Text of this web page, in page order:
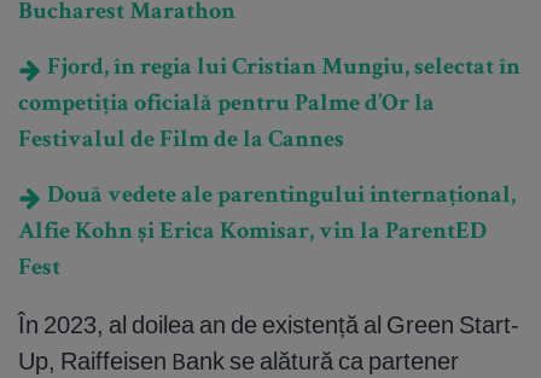
Bucharest Marathon
Fjord, în regia lui Cristian Mungiu, selectat în
competiția oficială pentru Palme d’Or la
Festivalul de Film de la Cannes
Două vedete ale parentingului internațional,
Alfie Kohn și Erica Komisar, vin la ParentED
Fest
În 2023, al doilea an de existență al Green Start-
Up, Raiffeisen Bank se alătură ca partener